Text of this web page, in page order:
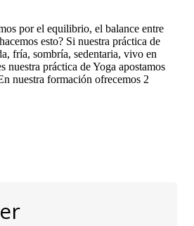
por el equilibrio, el balance entre
esto? Si nuestra práctica de
fría, sombría, sedentaria, vivo en
práctica de Yoga apostamos
nuestra formación ofrecemos 2